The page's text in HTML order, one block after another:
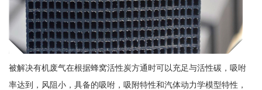
被解决有机废气在根据蜂窝活性炭方通时可以充足与活性碳，吸咐
率达到，风阻小，具备的吸咐，吸附特性和汽体动力学模型特性，